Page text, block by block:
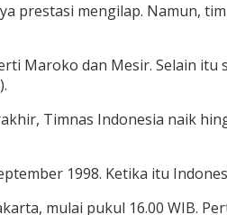
prestasi mengilap. Namun,
Maroko dan Mesir. Selain
Timnas Indonesia naik
1998. Ketika itu
mulai pukul 16.00 WIB.